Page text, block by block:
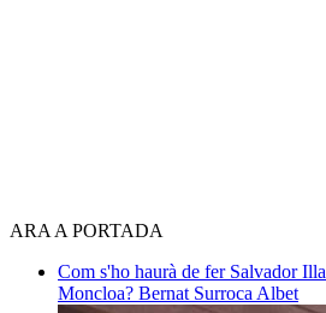
ARA A PORTADA
Com s'ho haurà de fer Salvador
Moncloa? Bernat Surroca Albet